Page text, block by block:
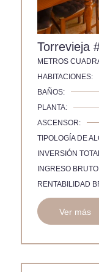
Torrevieja
METROS
HABITACIONES:
BAÑOS:
PLANTA:
ASCENSOR:
TIPOLOGÍA DE
INVERSIÓN
INGRESO
RENTABILIDAD
Ver más